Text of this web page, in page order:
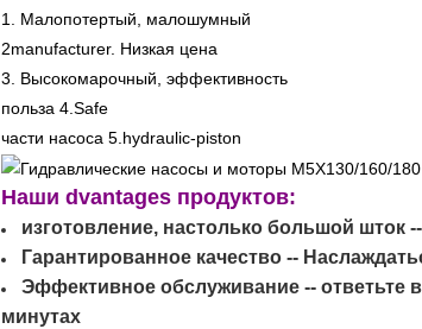
1. Малопотертый, малошумный
2manufacturer. Низкая цена
3. Высокомарочный, эффективность
польза 4.Safe
части насоса 5.hydraulic-piston
Наши dvantages продуктов:
изготовление, настолько большой шток
Гарантированное качество --
Эффективное обслуживание -- ответьте
минутах